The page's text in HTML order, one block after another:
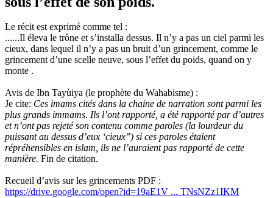
Le récit est exprimé comme tel :
......Il éleva le trône et s’installa dessus. Il n’y a pas un ciel parmi les
cieux, dans lequel il n’y a pas un bruit d’un grincement, comme le
grincement d’une scelle neuve, sous l’effet du poids, quand on y
monte .
Avis de Ibn Tayùiya (le prophète du Wahabisme) :
Je cite: Ces imams cités dans la chaine de narration sont parmi les
plus grands immams. Ils l’ont rapporté, a été rapporté par d’autres
et n’ont pas rejeté son contenu comme paroles (la lourdeur du
puissant au dessus d’eux ‘cieux’’) si ces paroles étaient
répréhensibles en islam, ils ne l’auraient pas rapporté de cette
manière. Fin de citation.
Recueil d’avis sur les grincements PDF :
https://drive.google.com/open?id=19aE1V ... TNsNZz1IKM